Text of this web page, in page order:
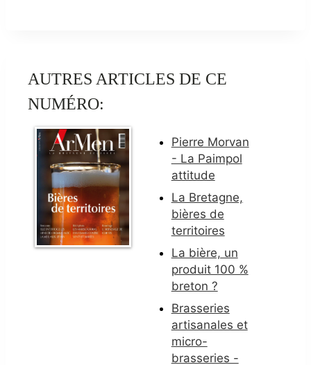
AUTRES ARTICLES DE CE
NUMÉRO:
Pierre Morvan
- La Paimpol
attitude
La Bretagne,
bières de
territoires
La bière, un
produit 100 %
breton ?
Brasseries
artisanales et
micro-
brasseries -